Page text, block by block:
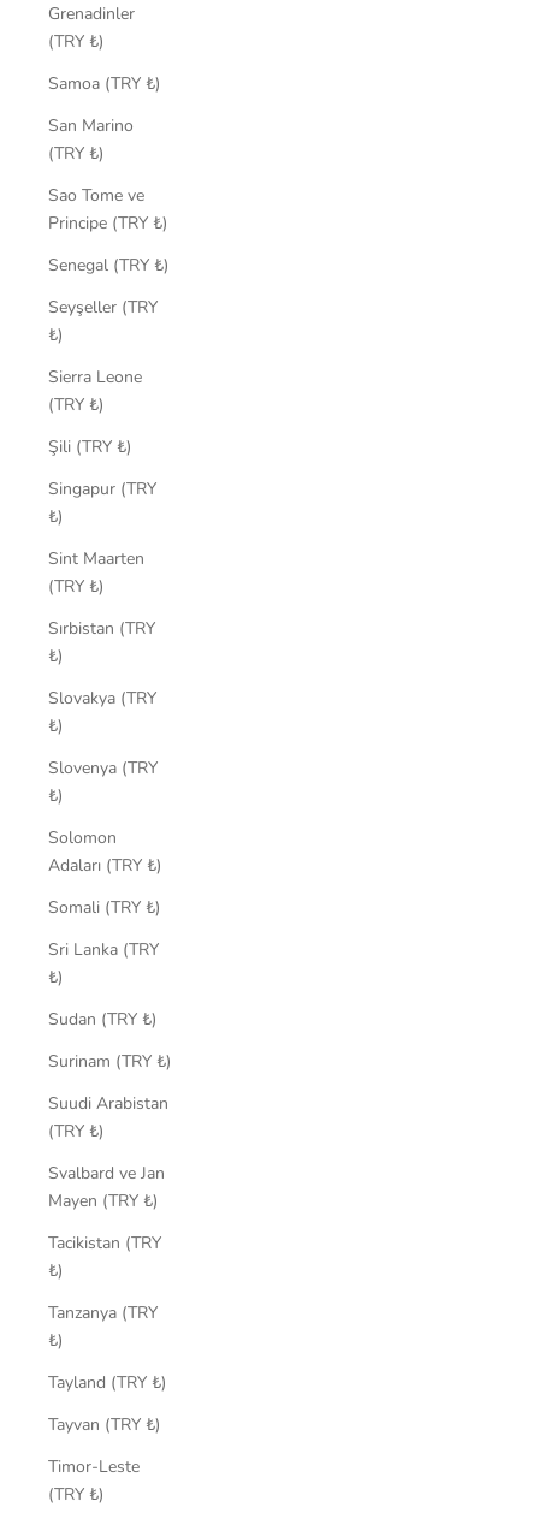
Grenadinler
(TRY ₺)
Samoa (TRY ₺)
San Marino
(TRY ₺)
Sao Tome ve
Principe (TRY ₺)
Senegal (TRY ₺)
Seyşeller (TRY
₺)
Sierra Leone
(TRY ₺)
Şili (TRY ₺)
Singapur (TRY
₺)
Sint Maarten
(TRY ₺)
Sırbistan (TRY
₺)
Slovakya (TRY
₺)
Slovenya (TRY
₺)
Solomon
Adaları (TRY ₺)
Somali (TRY ₺)
Sri Lanka (TRY
₺)
Sudan (TRY ₺)
Surinam (TRY ₺)
Suudi Arabistan
(TRY ₺)
Svalbard ve Jan
Mayen (TRY ₺)
Tacikistan (TRY
₺)
Tanzanya (TRY
₺)
Tayland (TRY ₺)
Tayvan (TRY ₺)
Timor-Leste
(TRY ₺)